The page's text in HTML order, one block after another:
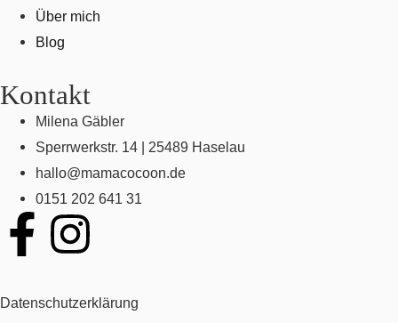
Über mich
Blog
Kontakt
Milena Gäbler
Sperrwerkstr. 14 | 25489 Haselau
hallo@mamacocoon.de
0151 202 641 31
Datenschutzerklärung